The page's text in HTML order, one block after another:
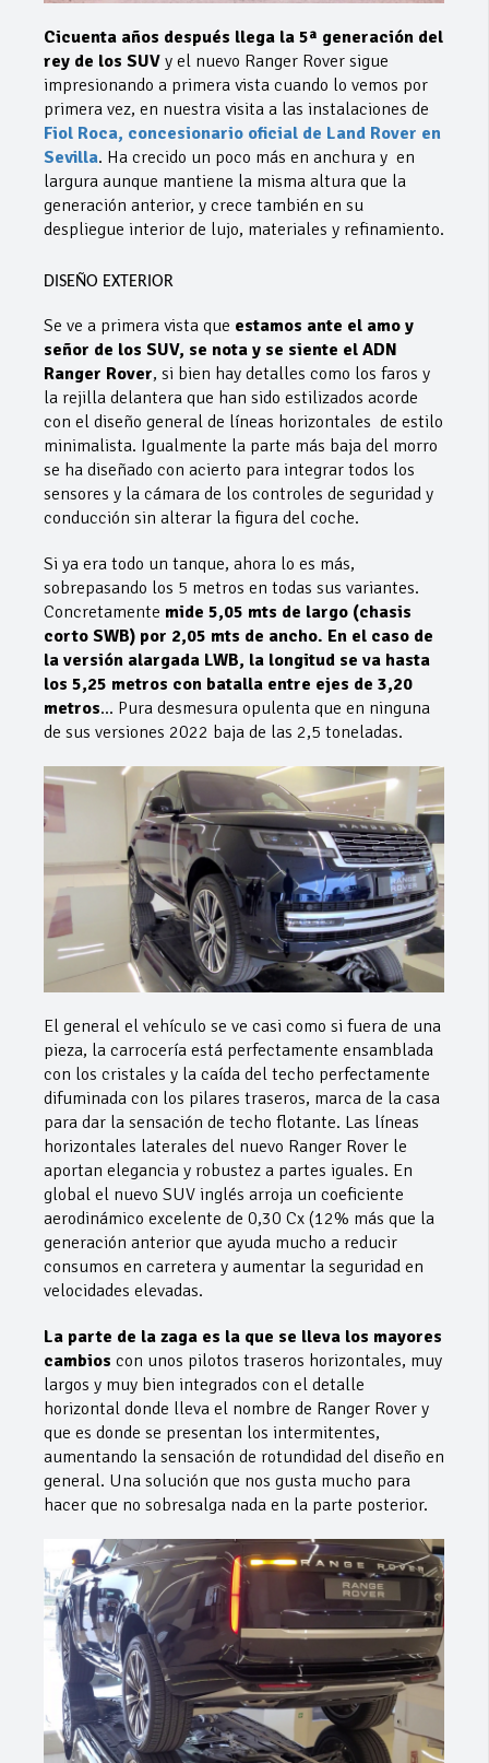
Cicuenta años después llega la 5ª generación del
rey de los SUV y el nuevo Ranger Rover sigue
impresionando a primera vista cuando lo vemos por
primera vez, en nuestra visita a las instalaciones de
Fiol Roca, concesionario oficial de Land Rover en
Sevilla. Ha crecido un poco más en anchura y en
largura aunque mantiene la misma altura que la
generación anterior, y crece también en su
despliegue interior de lujo, materiales y refinamiento.
DISEÑO EXTERIOR
Se ve a primera vista que estamos ante el amo y
señor de los SUV, se nota y se siente el ADN
Ranger Rover, si bien hay detalles como los faros y
la rejilla delantera que han sido estilizados acorde
con el diseño general de líneas horizontales de estilo
minimalista. Igualmente la parte más baja del morro
se ha diseñado con acierto para integrar todos los
sensores y la cámara de los controles de seguridad y
conducción sin alterar la figura del coche.
Si ya era todo un tanque, ahora lo es más,
sobrepasando los 5 metros en todas sus variantes.
Concretamente mide 5,05 mts de largo (chasis
corto SWB) por 2,05 mts de ancho. En el caso de
la versión alargada LWB, la longitud se va hasta
los 5,25 metros con batalla entre ejes de 3,20
metros… Pura desmesura opulenta que en ninguna
de sus versiones 2022 baja de las 2,5 toneladas.
El general el vehículo se ve casi como si fuera de una
pieza, la carrocería está perfectamente ensamblada
con los cristales y la caída del techo perfectamente
difuminada con los pilares traseros, marca de la casa
para dar la sensación de techo flotante. Las líneas
horizontales laterales del nuevo Ranger Rover le
aportan elegancia y robustez a partes iguales. En
global el nuevo SUV inglés arroja un coeficiente
aerodinámico excelente de 0,30 Cx (12% más que la
generación anterior que ayuda mucho a reducir
consumos en carretera y aumentar la seguridad en
velocidades elevadas.
La parte de la zaga es la que se lleva los mayores
cambios con unos pilotos traseros horizontales, muy
largos y muy bien integrados con el detalle
horizontal donde lleva el nombre de Ranger Rover y
que es donde se presentan los intermitentes,
aumentando la sensación de rotundidad del diseño en
general. Una solución que nos gusta mucho para
hacer que no sobresalga nada en la parte posterior.